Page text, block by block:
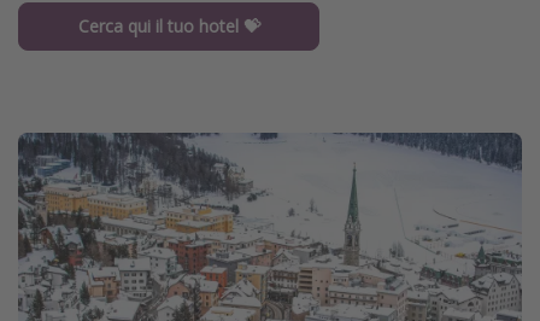
Cerca qui il tuo hotel 💝